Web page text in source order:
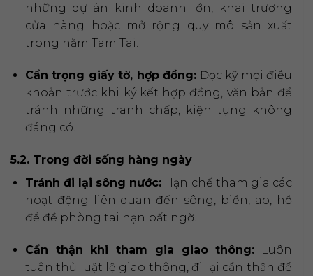
những dự án kinh doanh lớn, khai trương
cửa hàng hoặc mở rộng quy mô sản xuất
trong năm Tam Tai.
Cẩn trọng giấy tờ, hợp đồng: Đọc kỹ mọi điều
khoản trước khi ký kết hợp đồng, văn bản để
tránh những tranh chấp, kiện tụng không
đáng có.
5.2. Trong đời sống hàng ngày
Tránh đi lại sông nước: Hạn chế tham gia các
hoạt động liên quan đến sông, biển, ao, hồ
để đề phòng tai nạn bất ngờ.
Cẩn thận khi tham gia giao thông: Luôn
tuân thủ luật lệ giao thông, đi lại cẩn thận để